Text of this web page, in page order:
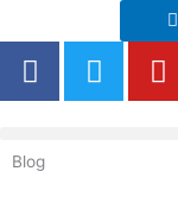
au
contenu
F
a
b
T
w
Y
o
Blog